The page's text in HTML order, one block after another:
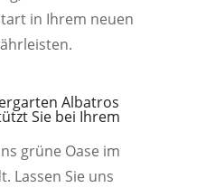
in Ihrem neuen
Albatros
Sie bei Ihrem
grüne Oase im
Lassen Sie uns